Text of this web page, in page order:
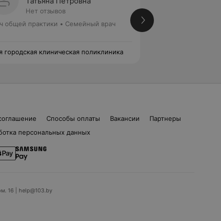
Нет отзывов
общей практики • Семейный врач
городская клиническая поликлиника
Способы оплаты Вакансии
Партнеры
персональных данных
16 | help@103.by